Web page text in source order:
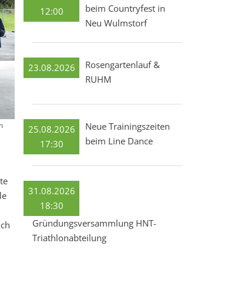
12:00
beim Countryfest in
Neu Wulmstorf
23.08.2026
Rosengartenlauf &
RUHM
25.08.2026
17:30
Neue Trainingszeiten
beim Line Dance
31.08.2026
18:30
Gründungsversammlung HNT-
Triathlonabteilung